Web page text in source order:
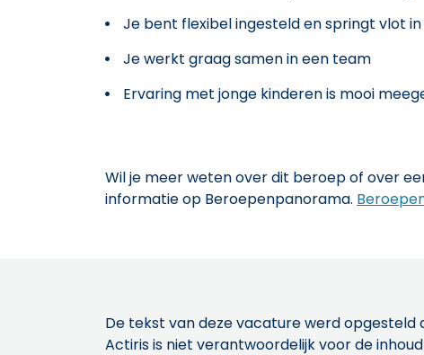
Je bent flexibel ingesteld en springt vlot
Je werkt graag samen in een team
Ervaring met jonge kinderen is mooi
Wil je meer weten over dit beroep of over
informatie op Beroepenpanorama.
De tekst van deze vacature werd opgesteld
Actiris is niet verantwoordelijk voor de